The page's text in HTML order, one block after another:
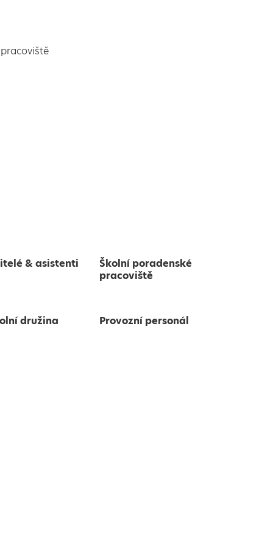
& asistenti
Školní poradenské
pracoviště
družina Provozní personál